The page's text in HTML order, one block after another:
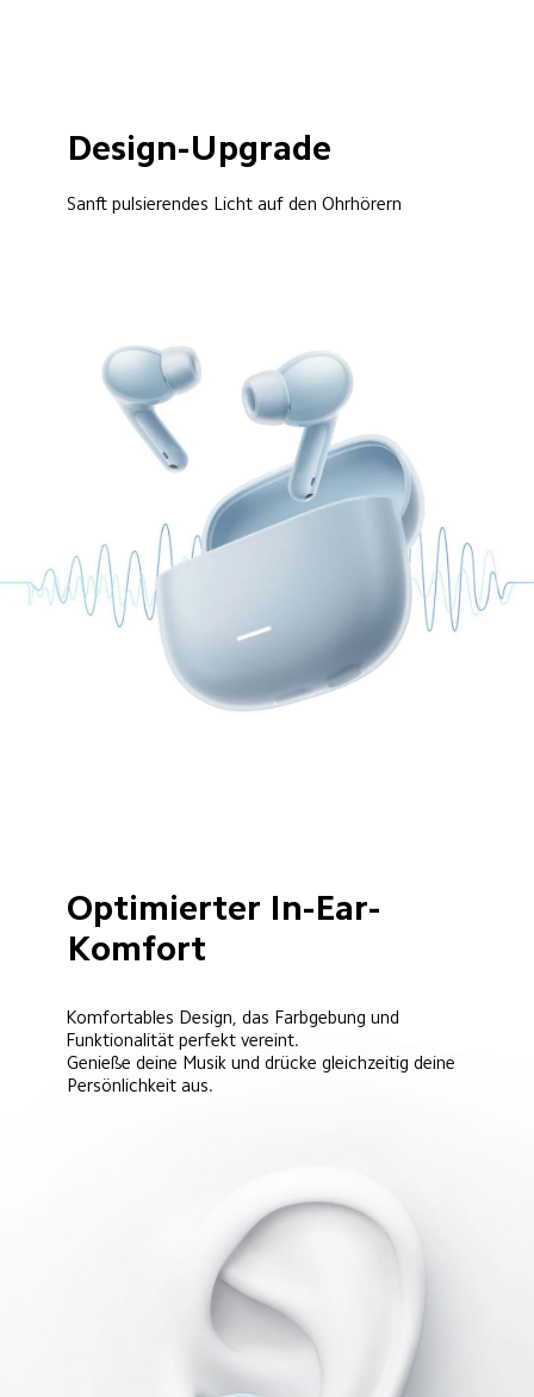
Design-Upgrade
Sanft pulsierendes Licht auf den Ohrhörern
Optimierter In-Ear-
Komfort
Komfortables Design, das Farbgebung und
Funktionalität perfekt vereint.
Genieße deine Musik und drücke gleichzeitig deine
Persönlichkeit aus.